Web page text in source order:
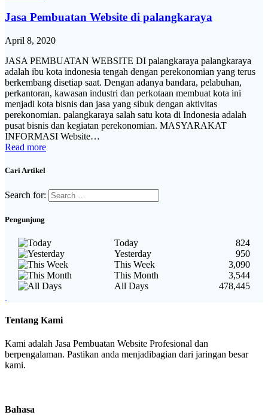
Jasa Pembuatan Website di palangkaraya
April 8, 2020
JASA PEMBUATAN WEBSITE DI palangkaraya palangkaraya
adalah ibu kota indonesia tengah dengan perekonomian yang terus
berkembang disetiap saat. Dengan adanya bandara, pelabuhan,
perkantoran, kawasan industri dan perkotaan membuat kota ini
menjadi kota bisnis dan jasa yang sibuk dengan aktivitas
perekonomian. palangkaraya salah satu kota di Indonesia adalah
pusat bisnis dan kegiatan perekonomian. MASYARAKAT
INFORMASI Website…
Read more
Cari Artikel
Search for:
Pengunjung
Today
824
Yesterday
950
This Week
3,090
This Month
3,544
All Days
478,445
Tentang Kami
Kami adalah Jasa Pembuatan Website Profesional dan
berpengalaman. Pastikan anda menjadibagian dari jaringan besar
kami.
Bahasa